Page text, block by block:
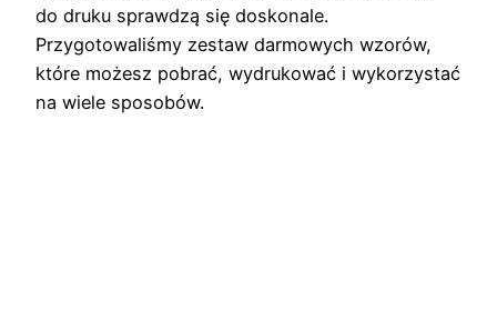
do druku sprawdzą się doskonale.
Przygotowaliśmy zestaw darmowych wzorów,
które możesz pobrać, wydrukować i wykorzystać
na wiele sposobów.